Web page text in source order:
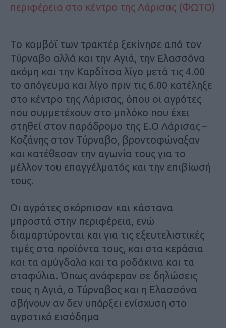
Το κομβόϊ των τρακτέρ ξεκίνησε από τον
Τύρναβο αλλά και την Αγιά, την Ελασσόνα
ακόμη και την Καρδίτσα λίγο μετά τις 4.00
το απόγευμα και λίγο πριν τις 6.00 κατέληξε
στο κέντρο της Λάρισας, όπου οι αγρότες
που συμμετέχουν στο μπλόκο που έχει
στηθεί στον παράδρομο της Ε.Ο Λάρισας –
Κοζάνης στον Τύρναβο, βροντοφώναξαν
και κατέθεσαν την αγωνία τους για το
μέλλον του επαγγέλματός και την επιβίωσή
τους.
Οι αγρότες σκόρπισαν και κάστανα
μπροστά στην περιφέρεια, ενώ
διαμαρτύρονται και για τις εξευτελιστικές
τιμές στα προϊόντα τους, και στα κεράσια
και τα αμύγδαλα και τα ροδάκινα και τα
σταφύλια. Όπως ανάφεραν σε δηλώσεις
τους η Αγιά, ο Τύρναβος και η Ελασσόνα
σβήνουν αν δεν υπάρξει ενίσχυση στο
αγροτικό εισόδημα